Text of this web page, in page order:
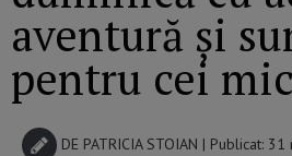
aventură și
pentru cei
DE PATRICIA STOIAN | Publicat: 31